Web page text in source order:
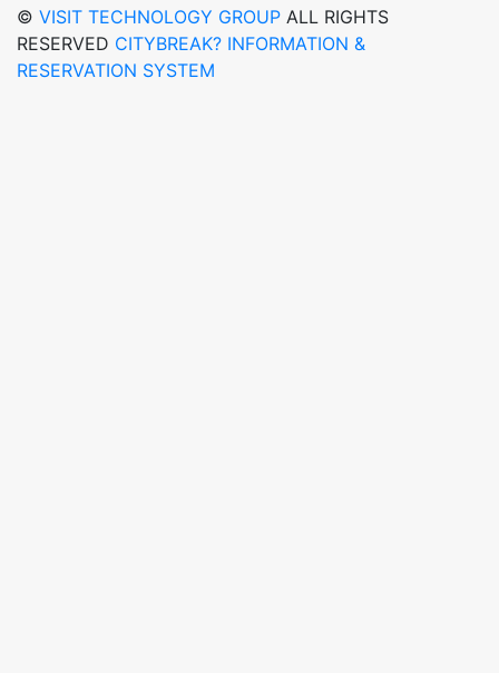
© VISIT TECHNOLOGY GROUP ALL RIGHTS
RESERVED CITYBREAK? INFORMATION &
RESERVATION SYSTEM